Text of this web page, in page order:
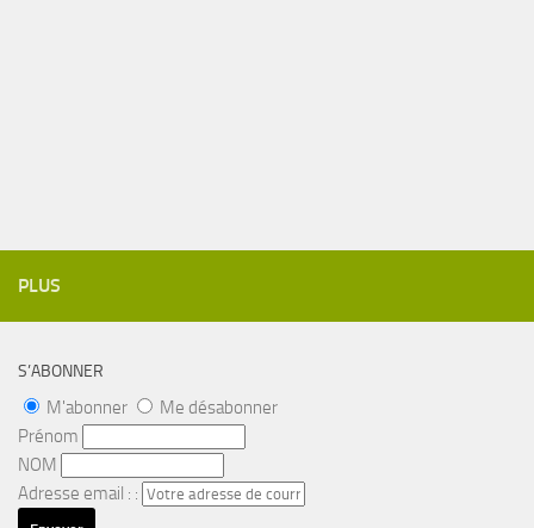
PLUS
S’ABONNER
M'abonner
Me désabonner
Prénom
NOM
Adresse email : :